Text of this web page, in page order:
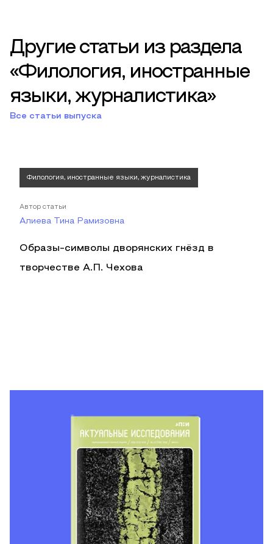
Другие статьи из раздела
«Филология, иностранные
языки, журналистика»
Все статьи выпуска
Филология, иностранные языки, журналистика
Автор статьи
Алиева Тина Рамизовна
Образы-символы дворянских гнёзд в
творчестве А.П. Чехова